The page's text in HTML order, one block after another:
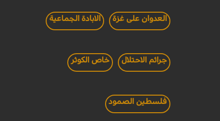
العدوان على غزة الابادة الجماعية
جرائم الاحتلال خاص الكوثر
فلسطين الصمود